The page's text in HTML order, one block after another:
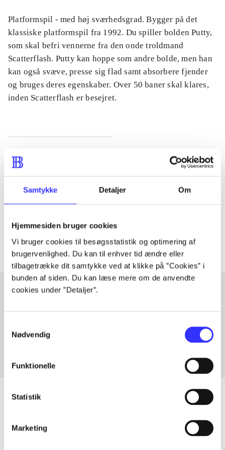
Samtykke Detaljer Om
Hjemmesiden bruger cookies
Vi bruger cookies til besøgsstatistik og optimering af
brugervenlighed. Du kan til enhver tid ændre eller
tilbagetrække dit samtykke ved at klikke på ”Cookies” i
bunden af siden. Du kan læse mere om de anvendte
cookies under ”Detaljer”.
Nødvendig
Funktionelle
Statistik
Marketing
Platformspil - med høj sværhedsgrad. Bygger på det
klassiske platformspil fra 1992. Du spiller bolden Putty,
som skal befri vennerne fra den onde troldmand
Scatterflash. Putty kan hoppe som andre bolde, men han
kan også svæve, presse sig flad samt absorbere fjender
og bruges deres egenskaber. Over 50 baner skal klares,
inden Scatterflash er besejret.
Tidsskrift
Artiklen er en del af
lorem ipsum dolor sit amet ...
Artiklerne i handler ofte om
Artikler